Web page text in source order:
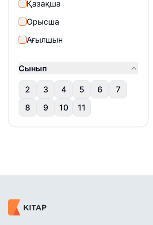
Қазақша
Орысша
Ағылшын
Сынып
2 3 4 5 6
7
8
9 10 11